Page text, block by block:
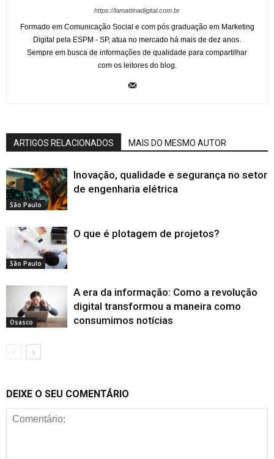
https://lamattinadigital.com.br
Formado em Comunicação Social e com pós graduação em Marketing
Digital pela ESPM - SP, atua no mercado há mais de dez anos.
Sempre em busca de informações de qualidade para compartilhar
com os leitores do blog.
ARTIGOS RELACIONADOS MAIS DO MESMO AUTOR
São Paulo
Inovação, qualidade e segurança no setor
de engenharia elétrica
São Paulo
O que é plotagem de projetos?
Osasco
A era da informação: Como a revolução
digital transformou a maneira como
consumimos notícias
DEIXE O SEU COMENTÁRIO